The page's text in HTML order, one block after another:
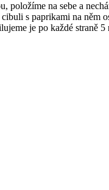
položíme na sebe a
s paprikami na něm
je po každé straně 5